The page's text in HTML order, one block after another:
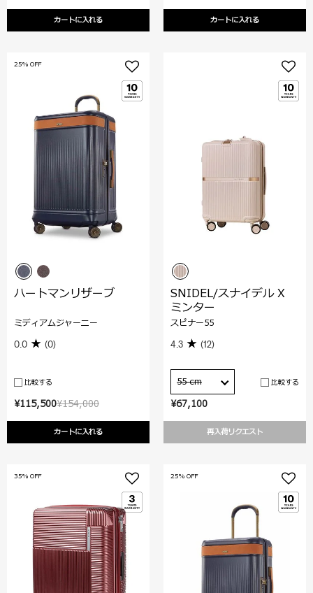
カートに入れる カートに入れる
¥154,000
¥115,500
カートに入れる
25% OFF
ハートマンリザーブ
ミディアムジャーニー
0.0 (0)
比較する
¥67,100
再入荷リクエスト
SNIDEL/スナイデル X
ミンター
スピナー55
4.3 (12)
55 cm 比較する
35% OFF 25% OFF